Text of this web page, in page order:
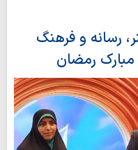
رسانه و فرهنگ
رمضان